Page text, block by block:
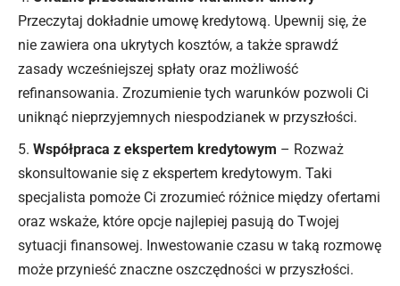
Przeczytaj dokładnie umowę kredytową. Upewnij się, że
nie zawiera ona ukrytych kosztów, a także sprawdź
zasady wcześniejszej spłaty oraz możliwość
refinansowania. Zrozumienie tych warunków pozwoli Ci
uniknąć nieprzyjemnych niespodzianek w przyszłości.
Współpraca z ekspertem kredytowym – Rozważ
skonsultowanie się z ekspertem kredytowym. Taki
specjalista pomoże Ci zrozumieć różnice między ofertami
oraz wskaże, które opcje najlepiej pasują do Twojej
sytuacji finansowej. Inwestowanie czasu w taką rozmowę
może przynieść znaczne oszczędności w przyszłości.